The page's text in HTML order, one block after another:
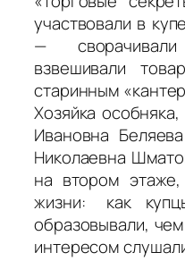
участвовали в
—
взвешивали
старинным
Хозяйка
Ивановна
Николаевна
на втором
жизни: как
образовывали,
интересом